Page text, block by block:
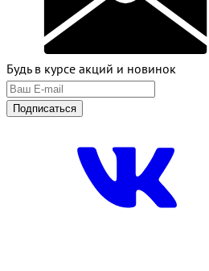
Будь в курсе акций и новинок
Подписаться